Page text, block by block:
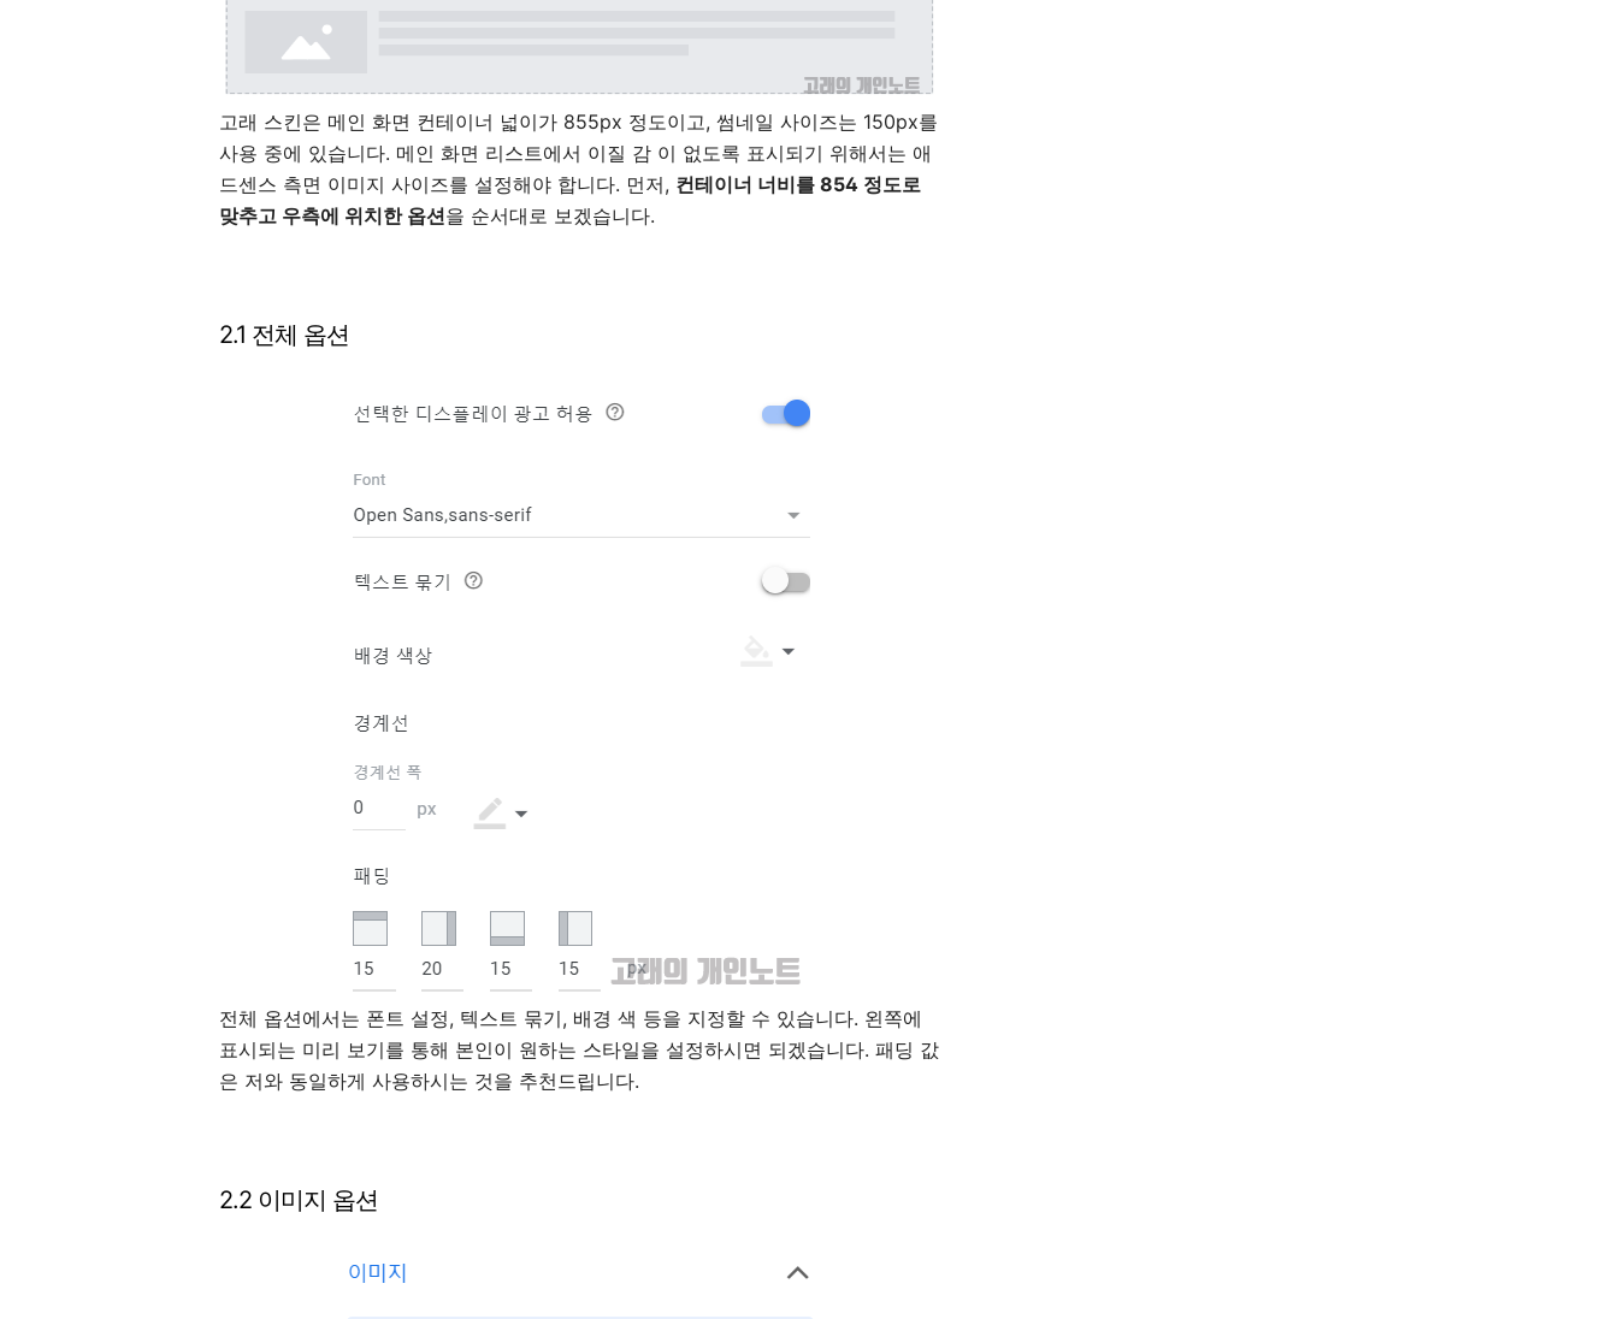
고래 스킨은 메인 화면 컨테이너 넓이가 855px 정도이고, 썸네일 사이즈는 150px를
사용 중에 있습니다. 메인 화면 리스트에서 이질 감 이 없도록 표시되기 위해서는 애
드센스 측면 이미지 사이즈를 설정해야 합니다. 먼저, 컨테이너 너비를 854 정도로
맞추고 우측에 위치한 옵션을 순서대로 보겠습니다.
2.1 전체 옵션
전체 옵션에서는 폰트 설정, 텍스트 묶기, 배경 색 등을 지정할 수 있습니다. 왼쪽에
표시되는 미리 보기를 통해 본인이 원하는 스타일을 설정하시면 되겠습니다. 패딩 값
은 저와 동일하게 사용하시는 것을 추천드립니다.
2.2 이미지 옵션